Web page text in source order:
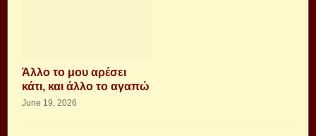
Άλλο το μου αρέσει
κάτι, και άλλο το αγαπώ
June 19, 2026